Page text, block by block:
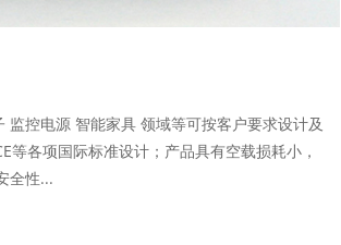
监控电源 智能家具 领域等可按客户要求设计及
等各项国际标准设计；产品具有空载损耗小，
全性...